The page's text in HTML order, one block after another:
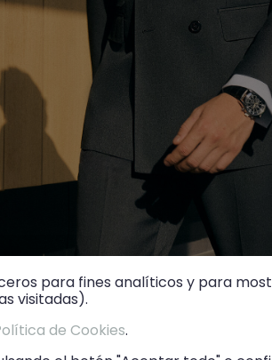
ACCEDE A NUESTRA
para fines analíticos y para
visitadas).
de Cookies.